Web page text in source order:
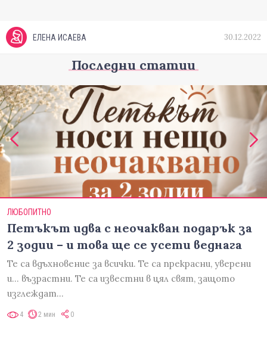
ЕЛЕНА ИСАЕВА 30.12.2022
Последни статии
ЛЮБОПИТНО
Петъкът идва с неочакван подарък за
2 зодии – и това ще се усети веднага
Те са вдъхновение за всички. Те са прекрасни, уверени
и... възрастни. Те са известни в цял свят, защото
изглеждат…
4 2 мин 0